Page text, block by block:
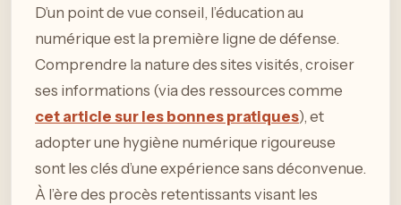
D’un point de vue conseil, l’éducation au
numérique est la première ligne de défense.
Comprendre la nature des sites visités, croiser
ses informations (via des ressources comme
cet article sur les bonnes pratiques), et
adopter une hygiène numérique rigoureuse
sont les clés d’une expérience sans déconvenue.
À l’ère des procès retentissants visant les